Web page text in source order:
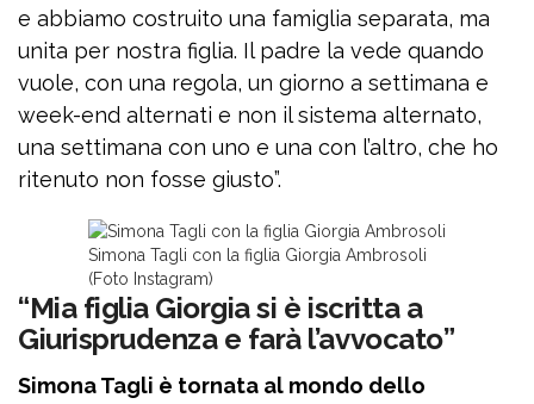
e abbiamo costruito una famiglia separata, ma
unita per nostra figlia. Il padre la vede quando
vuole, con una regola, un giorno a settimana e
week-end alternati e non il sistema alternato,
una settimana con uno e una con l’altro, che ho
ritenuto non fosse giusto”.
Simona Tagli con la figlia Giorgia Ambrosoli
(Foto Instagram)
“Mia figlia Giorgia si è iscritta a
Giurisprudenza e farà l’avvocato”
Simona Tagli è tornata al mondo dello